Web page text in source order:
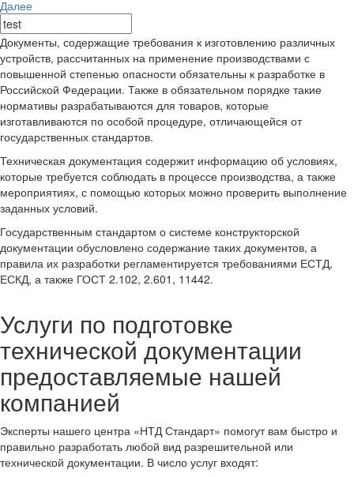
Далее
Документы, содержащие требования к изготовлению различных
устройств, рассчитанных на применение производствами с
повышенной степенью опасности обязательны к разработке в
Российской Федерации. Также в обязательном порядке такие
нормативы разрабатываются для товаров, которые
изготавливаются по особой процедуре, отличающейся от
государственных стандартов.
Техническая документация содержит информацию об условиях,
которые требуется соблюдать в процессе производства, а также
мероприятиях, с помощью которых можно проверить выполнение
заданных условий.
Государственным стандартом о системе конструкторской
документации обусловлено содержание таких документов, а
правила их разработки регламентируется требованиями ЕСТД,
ЕСКД, а также ГОСТ 2.102, 2.601, 11442.
Услуги по подготовке
технической документации
предоставляемые нашей
компанией
Эксперты нашего центра «НТД Стандарт» помогут вам быстро и
правильно разработать любой вид разрешительной или
технической документации. В число услуг входят: